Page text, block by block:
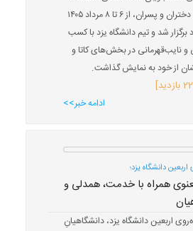
ورزش کشور در بخش دختران و پسران، از ۶ تا ۸ مرداد ۱۴۰۵
برگزار شد و تیم دانشگاه یزد با کسب
و نایب‌قهرمانی در بخش‌های کاتا و
از خود به نمایش گذاشت.
ادامه خبر>>
دانشگاه یزد؛
همراه با خدمت، همدلی و
اربعین دانشگاه یزد، دانشگاهیانِ